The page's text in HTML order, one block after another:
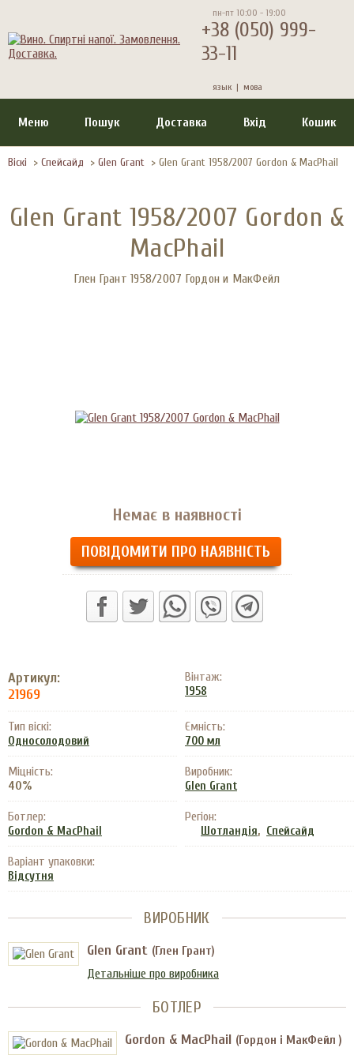
пн-пт 10:00 - 19:00
+38 (050) 999-
33-11
язык | мова
Меню Пошук Доставка Вхід Кошик
Віскі > Спейсайд > Glen Grant > Glen Grant 1958/2007 Gordon & MacPhail
Glen Grant 1958/2007 Gordon &
MacPhail
Глен Грант 1958/2007 Гордон и МакФейл
Немає в наявності
ПОВІДОМИТИ ПРО НАЯВНІСТЬ
Артикул:
21969
Вінтаж:
1958
Тип віскі:
Односолодовий
Ємність:
700 мл
Міцність:
40%
Виробник:
Glen Grant
Ботлер:
Gordon & MacPhail
Регіон:
Шотландія, Спейсайд
Варіант упаковки:
Відсутня
ВИРОБНИК
Glen Grant (Глен Грант)
Детальніше про виробника
БОТЛЕР
Gordon & MacPhail (Гордон і МакФейл )